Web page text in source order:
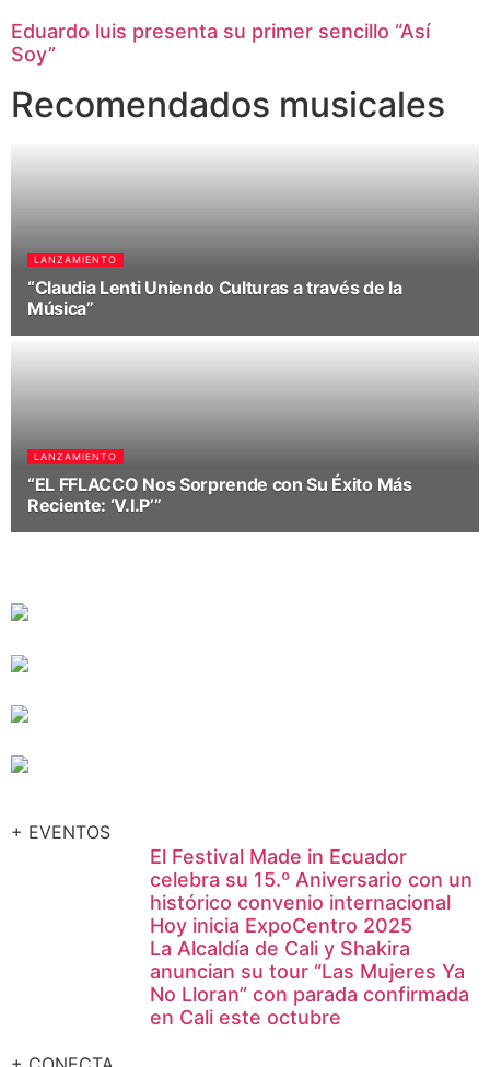
Eduardo luis presenta su primer sencillo “Así
Soy”
Recomendados musicales
LANZAMIENTO
“Claudia Lenti Uniendo Culturas a través de la
Música”
LANZAMIENTO
“EL FFLACCO Nos Sorprende con Su Éxito Más
Reciente: ‘V.I.P’”
+ EVENTOS
El Festival Made in Ecuador
celebra su 15.º Aniversario con un
histórico convenio internacional
Hoy inicia ExpoCentro 2025
La Alcaldía de Cali y Shakira
anuncian su tour “Las Mujeres Ya
No Lloran” con parada confirmada
en Cali este octubre